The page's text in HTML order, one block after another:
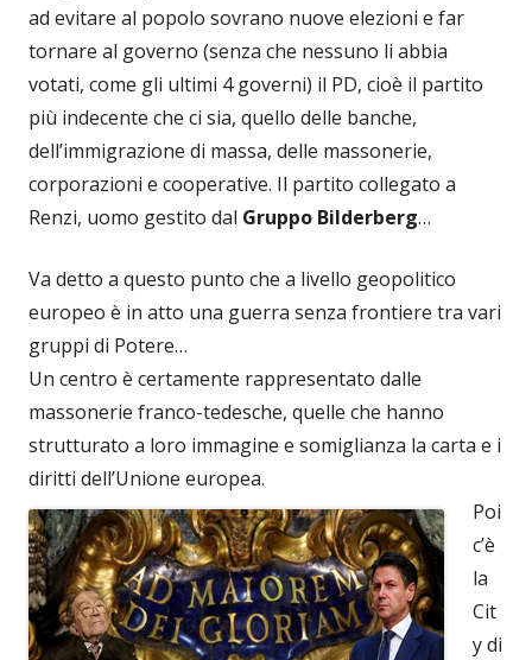
ad evitare al popolo sovrano nuove elezioni e far
tornare al governo (senza che nessuno li abbia
votati, come gli ultimi 4 governi) il PD, cioè il partito
più indecente che ci sia, quello delle banche,
dell’immigrazione di massa, delle massonerie,
corporazioni e cooperative. Il partito collegato a
Renzi, uomo gestito dal Gruppo Bilderberg…
Va detto a questo punto che a livello geopolitico
europeo è in atto una guerra senza frontiere tra vari
gruppi di Potere…
Un centro è certamente rappresentato dalle
massonerie franco-tedesche, quelle che hanno
strutturato a loro immagine e somiglianza la carta e i
diritti dell’Unione europea.
Poi
c’è
la
Cit
y di